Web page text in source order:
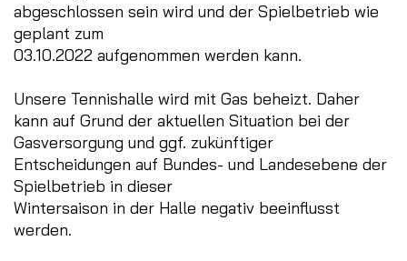
abgeschlossen sein wird und der Spielbetrieb wie
geplant zum
03.10.2022 aufgenommen werden kann.
Unsere Tennishalle wird mit Gas beheizt. Daher
kann auf Grund der aktuellen Situation bei der
Gasversorgung und ggf. zukünftiger
Entscheidungen auf Bundes- und Landesebene der
Spielbetrieb in dieser
Wintersaison in der Halle negativ beeinflusst
werden.